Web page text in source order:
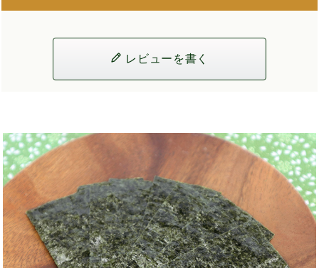
レビューを書く